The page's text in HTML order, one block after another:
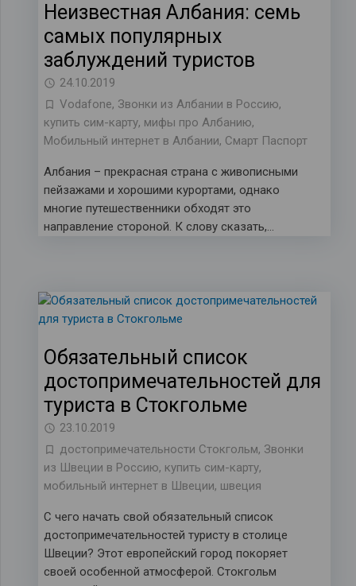
Неизвестная Албания: семь
самых популярных
заблуждений туристов
24.10.2019
Vodafone, Звонки из Албании в Россию,
купить сим-карту, мифы про Албанию,
Мобильный интернет в Албании, Смарт Паспорт
Албания – прекрасная страна с живописными
пейзажами и хорошими курортами, однако
многие путешественники обходят это
направление стороной. К слову сказать,…
Обязательный список
достопримечательностей для
туриста в Стокгольме
23.10.2019
достопримечательности Стокгольм, Звонки
из Швеции в Россию, купить сим-карту,
мобильный интернет в Швеции, швеция
С чего начать свой обязательный список
достопримечательностей туристу в столице
Швеции? Этот европейский город покоряет
своей особенной атмосферой. Стокгольм